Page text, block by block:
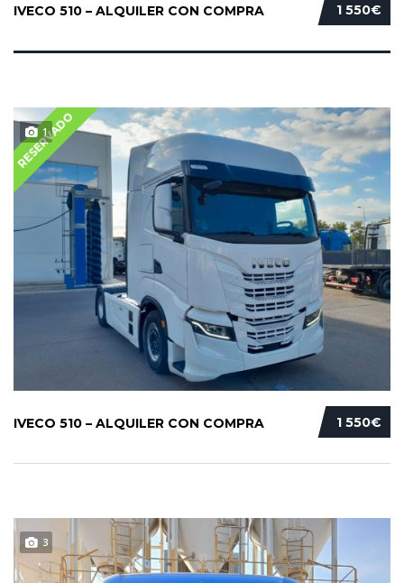
1 550€
IVECO 510 – ALQUILER CON COMPRA
RESERVADO
1
1 550€
IVECO 510 – ALQUILER CON COMPRA
3